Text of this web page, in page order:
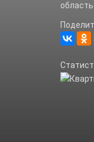
область